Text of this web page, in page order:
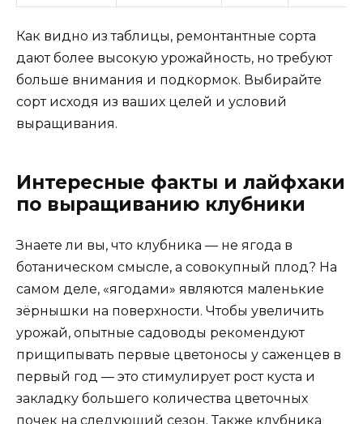
Как видно из таблицы, ремонтантные сорта
дают более высокую урожайность, но требуют
больше внимания и подкормок. Выбирайте
сорт исходя из ваших целей и условий
выращивания.
Интересные факты и лайфхаки
по выращиванию клубники
Знаете ли вы, что клубника — не ягода в
ботаническом смысле, а совокупный плод? На
самом деле, «ягодами» являются маленькие
зёрнышки на поверхности. Чтобы увеличить
урожай, опытные садоводы рекомендуют
прищипывать первые цветоносы у саженцев в
первый год — это стимулирует рост куста и
закладку большего количества цветочных
почек на следующий сезон. Также клубника